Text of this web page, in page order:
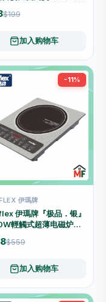
$199
加入购物车
-11%
伊瑪牌
伊瑪牌『极品．银』
輕觸式超薄电磁炉
$559
加入购物车